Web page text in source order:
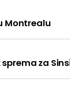
Montrealu
za